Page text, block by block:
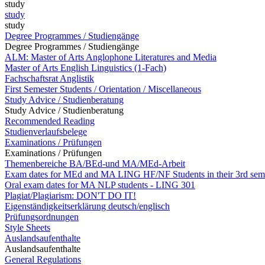
study
study
study
Degree Programmes / Studiengänge
Degree Programmes / Studiengänge
ALM: Master of Arts Anglophone Literatures and Media
Master of Arts English Linguistics (1-Fach)
Fachschaftsrat Anglistik
First Semester Students / Orientation / Miscellaneous
Study Advice / Studienberatung
Study Advice / Studienberatung
Recommended Reading
Studienverlaufsbelege
Examinations / Prüfungen
Examinations / Prüfungen
Themenbereiche BA/BEd-und MA/MEd-Arbeit
Exam dates for MEd and MA LING HF/NF Students in their 3rd
Oral exam dates for MA NLP students - LING 301
Plagiat/Plagiarism: DON'T DO IT!
Eigenständigkeitserklärung deutsch/englisch
Prüfungsordnungen
Style Sheets
Auslandsaufenthalte
Auslandsaufenthalte
General Regulations